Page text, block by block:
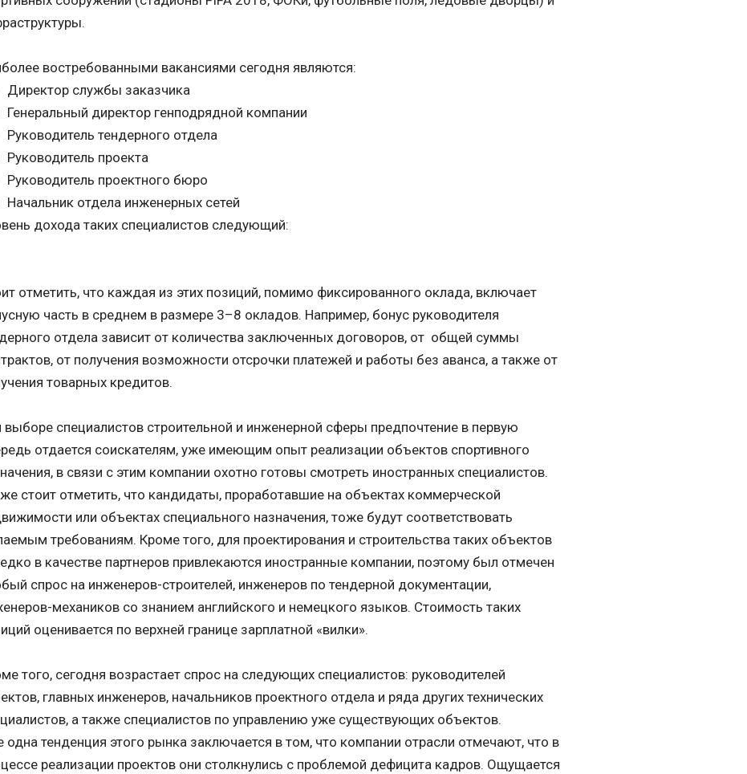
востребованными вакансиями сегодня являются:
Директор службы заказчика
Генеральный директор генподрядной компании
Руководитель тендерного отдела
Руководитель проекта
Руководитель проектного бюро
Начальник отдела инженерных сетей
дохода таких специалистов следующий:
отметить, что каждая из этих позиций, помимо фиксированного оклада, включает
часть в среднем в размере 3–8 окладов. Например, бонус руководителя
отдела зависит от количества заключенных договоров, от общей суммы
от получения возможности отсрочки платежей и работы без аванса, а также от
товарных кредитов.
выборе специалистов строительной и инженерной сферы предпочтение в первую
отдается соискателям, уже имеющим опыт реализации объектов спортивного
в связи с этим компании охотно готовы смотреть иностранных специалистов.
стоит отметить, что кандидаты, проработавшие на объектах коммерческой
или объектах специального назначения, тоже будут соответствовать
требованиям. Кроме того, для проектирования и строительства таких объектов
в качестве партнеров привлекаются иностранные компании, поэтому был отмечен
спрос на инженеров-строителей, инженеров по тендерной документации,
механиков со знанием английского и немецкого языков. Стоимость таких
оценивается по верхней границе зарплатной «вилки».
того, сегодня возрастает спрос на следующих специалистов: руководителей
главных инженеров, начальников проектного отдела и ряда других технических
а также специалистов по управлению уже существующих объектов.
одна тенденция этого рынка заключается в том, что компании отрасли отмечают, что в
реализации проектов они столкнулись с проблемой дефицита кадров. Ощущается